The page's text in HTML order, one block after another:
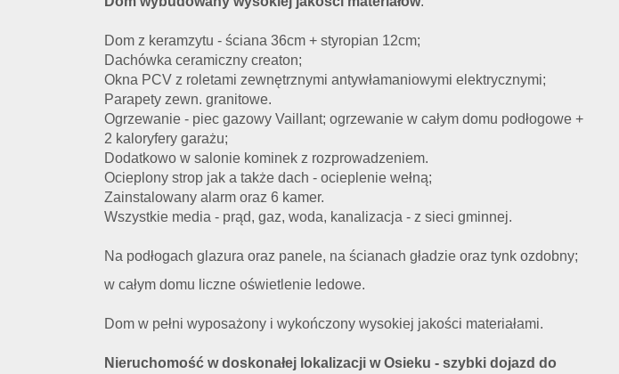
Dom z keramzytu - ściana 36cm + styropian 12cm;
Dachówka ceramiczny creaton;
Okna PCV z roletami zewnętrznymi antywłamaniowymi elektrycznymi;
Parapety zewn. granitowe.
Ogrzewanie - piec gazowy Vaillant; ogrzewanie w całym domu podłogowe +
2 kaloryfery garażu;
Dodatkowo w salonie kominek z rozprowadzeniem.
Ocieplony strop jak a także dach - ocieplenie wełną;
Zainstalowany alarm oraz 6 kamer.
Wszystkie media - prąd, gaz, woda, kanalizacja - z sieci gminnej.
Na podłogach glazura oraz panele, na ścianach gładzie oraz tynk ozdobny;
w całym domu liczne oświetlenie ledowe.
Dom w pełni wyposażony i wykończony wysokiej jakości materiałami.
Nieruchomość w doskonałej lokalizacji w Osieku - szybki dojazd do